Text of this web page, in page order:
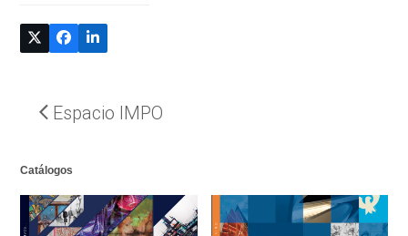
Espacio IMPO
Catálogos